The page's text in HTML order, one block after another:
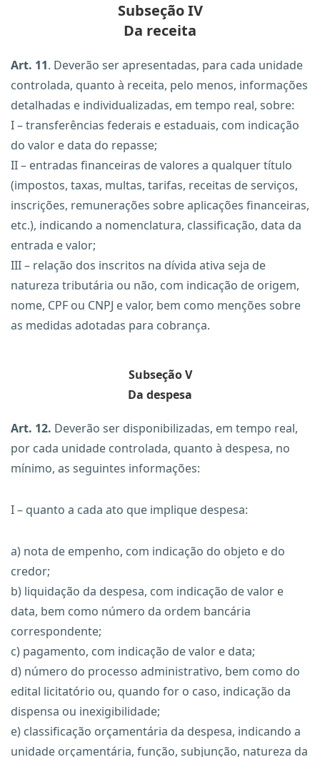
Subseção IV
Da receita
Art. 11. Deverão ser apresentadas, para cada unidade
controlada, quanto à receita, pelo menos, informações
detalhadas e individualizadas, em tempo real, sobre:
I – transferências federais e estaduais, com indicação
do valor e data do repasse;
II – entradas financeiras de valores a qualquer título
(impostos, taxas, multas, tarifas, receitas de serviços,
inscrições, remunerações sobre aplicações financeiras,
etc.), indicando a nomenclatura, classificação, data da
entrada e valor;
III – relação dos inscritos na dívida ativa seja de
natureza tributária ou não, com indicação de origem,
nome, CPF ou CNPJ e valor, bem como menções sobre
as medidas adotadas para cobrança.
Subseção V
Da despesa
Art. 12. Deverão ser disponibilizadas, em tempo real,
por cada unidade controlada, quanto à despesa, no
mínimo, as seguintes informações:
I – quanto a cada ato que implique despesa:
a) nota de empenho, com indicação do objeto e do
credor;
b) liquidação da despesa, com indicação de valor e
data, bem como número da ordem bancária
correspondente;
c) pagamento, com indicação de valor e data;
d) número do processo administrativo, bem como do
edital licitatório ou, quando for o caso, indicação da
dispensa ou inexigibilidade;
e) classificação orçamentária da despesa, indicando a
unidade orçamentária, função, subjunção, natureza da